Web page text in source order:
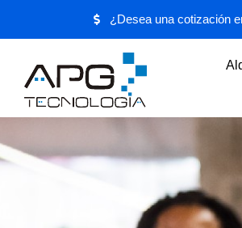
¿Desea una cotización